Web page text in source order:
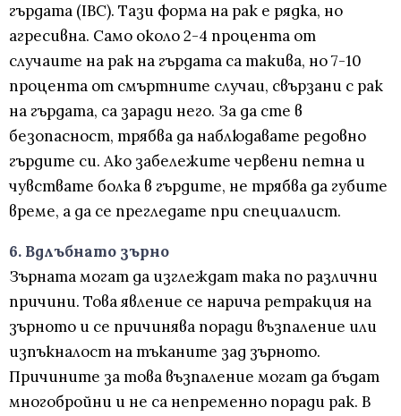
гърдата (IBC). Тази форма на рак е рядка, но
агресивна. Само около 2-4 процента от
случаите на рак на гърдата са такива, но 7-10
процента от смъртните случаи, свързани с рак
на гърдата, са заради него. За да сте в
безопасност, трябва да наблюдавате редовно
гърдите си. Ако забележите червени петна и
чувствате болка в гърдите, не трябва да губите
време, а да се прегледате при специалист.
6. Вдлъбнато зърно
Зърната могат да изглеждат така по различни
причини. Това явление се нарича ретракция на
зърното и се причинява поради възпаление или
изпъкналост на тъканите зад зърното.
Причините за това възпаление могат да бъдат
многобройни и не са непременно поради рак. В